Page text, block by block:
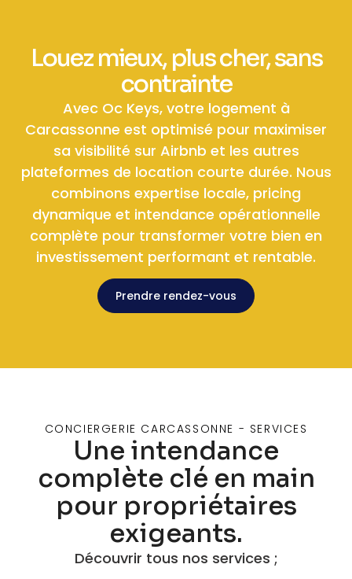
Louez mieux, plus cher, sans
contrainte
Avec Oc Keys, votre logement à
Carcassonne est optimisé pour maximiser
sa visibilité sur Airbnb et les autres
plateformes de location courte durée. Nous
combinons expertise locale, pricing
dynamique et intendance opérationnelle
complète pour transformer votre bien en
investissement performant et rentable.
Prendre rendez-vous
CONCIERGERIE CARCASSONNE - SERVICES
Une intendance
complète clé en main
pour propriétaires
exigeants.
Découvrir tous nos services ;